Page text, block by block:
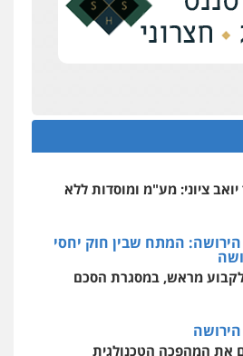
עבירות מין שירותים מקצועיים
ציוני: מע"מ ומוסדות ללא
הירושה: המתח שבין חוק יחסי
לקבוע מראש, במסגרת הסכם
את המהפכה הטכנולגית